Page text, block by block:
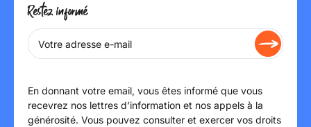
Restez informé
En donnant votre email, vous êtes informé que vous
recevrez nos lettres d’information et nos appels à la
générosité. Vous pouvez consulter et exercer vos droits